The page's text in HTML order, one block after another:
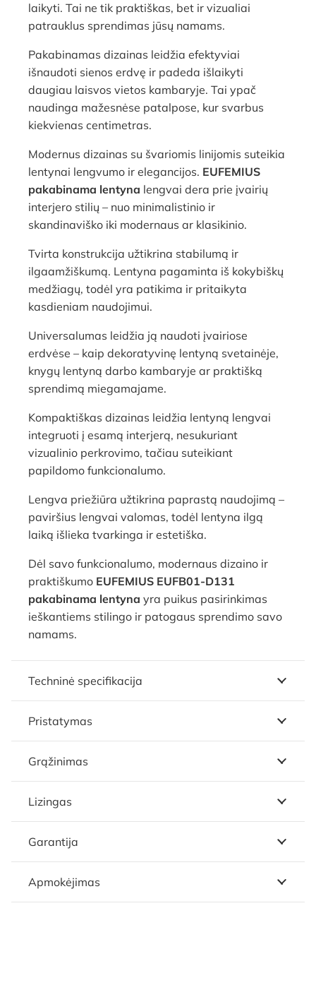
laikyti. Tai ne tik praktiškas, bet ir vizualiai
patrauklus sprendimas jūsų namams.
Pakabinamas dizainas leidžia efektyviai
išnaudoti sienos erdvę ir padeda išlaikyti
daugiau laisvos vietos kambaryje. Tai ypač
naudinga mažesnėse patalpose, kur svarbus
kiekvienas centimetras.
Modernus dizainas su švariomis linijomis suteikia
lentynai lengvumo ir elegancijos. EUFEMIUS
pakabinama lentyna lengvai dera prie įvairių
interjero stilių – nuo minimalistinio ir
skandinaviško iki modernaus ar klasikinio.
Tvirta konstrukcija užtikrina stabilumą ir
ilgaamžiškumą. Lentyna pagaminta iš kokybiškų
medžiagų, todėl yra patikima ir pritaikyta
kasdieniam naudojimui.
Universalumas leidžia ją naudoti įvairiose
erdvėse – kaip dekoratyvinę lentyną svetainėje,
knygų lentyną darbo kambaryje ar praktišką
sprendimą miegamajame.
Kompaktiškas dizainas leidžia lentyną lengvai
integruoti į esamą interjerą, nesukuriant
vizualinio perkrovimo, tačiau suteikiant
papildomo funkcionalumo.
Lengva priežiūra užtikrina paprastą naudojimą –
paviršius lengvai valomas, todėl lentyna ilgą
laiką išlieka tvarkinga ir estetiška.
Dėl savo funkcionalumo, modernaus dizaino ir
praktiškumo EUFEMIUS EUFB01-D131
pakabinama lentyna yra puikus pasirinkimas
ieškantiems stilingo ir patogaus sprendimo savo
namams.
Techninė specifikacija
Pristatymas
Grąžinimas
Lizingas
Garantija
Apmokėjimas